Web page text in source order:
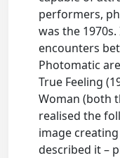
performers,
was the
encounters
Photomatic
True Feeling
Woman (both
realised the
image creating
described it –